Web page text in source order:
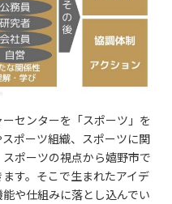
センターを「スポーツ」を
ポーツ組織、スポーツに関
ポーツの視点から嬉野市で
す。そこで生まれたアイデ
や仕組みに落とし込んでい